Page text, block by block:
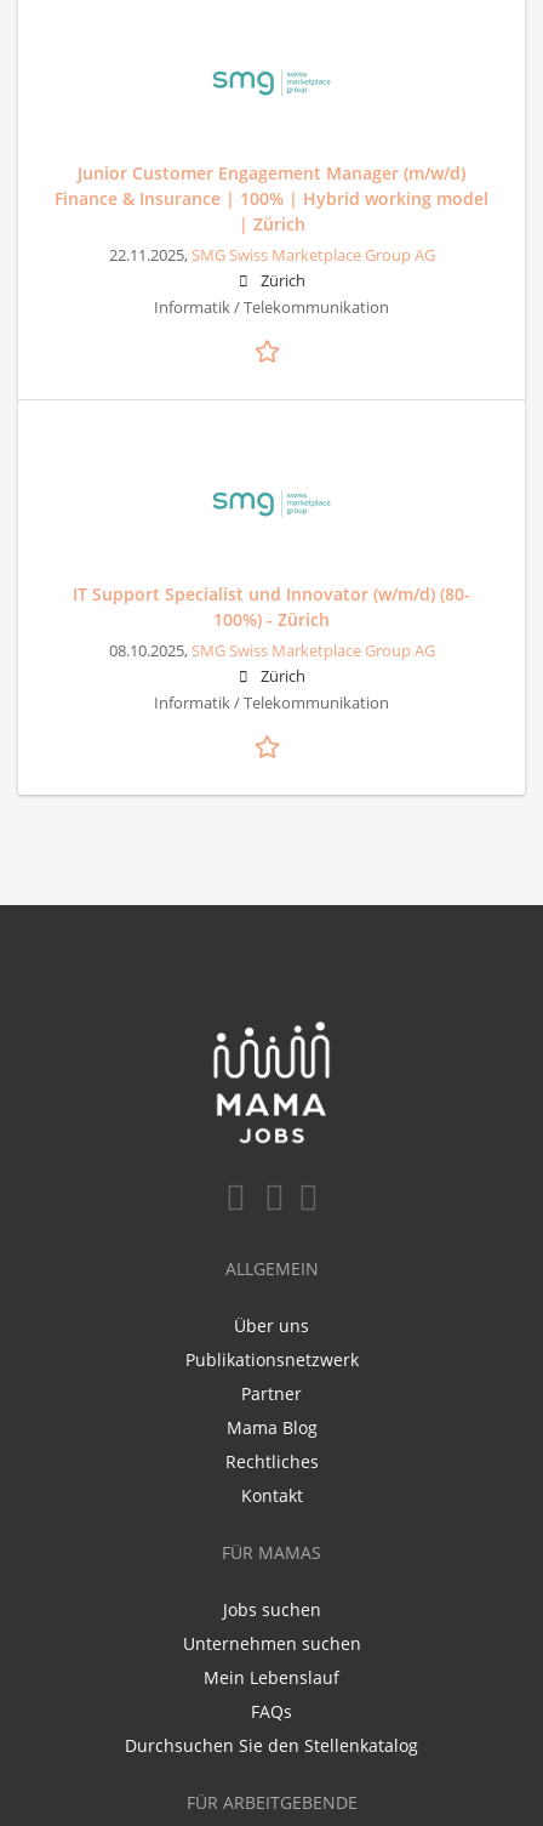
Junior Customer Engagement Manager (m/w/d)
Finance & Insurance | 100% | Hybrid working model
| Zürich
22.11.2025,SMG Swiss Marketplace Group AG
Zürich
Informatik / Telekommunikation
IT Support Specialist und Innovator (w/m/d) (80-
100%) - Zürich
08.10.2025,SMG Swiss Marketplace Group AG
Zürich
Informatik / Telekommunikation
ALLGEMEIN
Über uns
Publikationsnetzwerk
Partner
Mama Blog
Rechtliches
Kontakt
FÜR MAMAS
Jobs suchen
Unternehmen suchen
Mein Lebenslauf
FAQs
Durchsuchen Sie den Stellenkatalog
FÜR ARBEITGEBENDE